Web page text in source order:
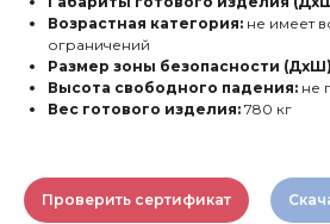
Возрастная категория: не имеет
ограничений
Размер зоны безопасности
Высота свободного падения: не
Вес готового изделия: 780 кг
Проверить сертификат